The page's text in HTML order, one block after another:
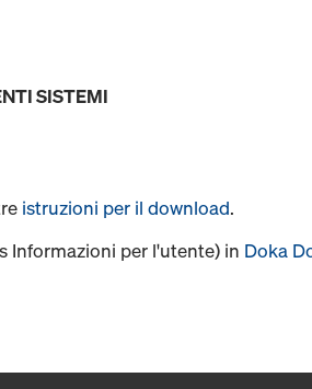
SISTEMI
istruzioni per il download.
Informazioni per l'utente) in Doka